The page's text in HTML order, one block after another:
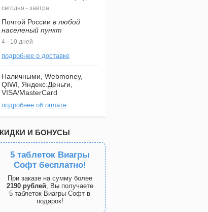
сегодня - завтра
Почтой России в любой
населеный пункт
4 - 10 дней
подробнее о доставке
Наличными, Webmoney,
QIWI, Яндекс.Деньги,
VISA/MasterCard
подробнее об оплате
И БОНУСЫ
5 таблеток Виагры
Софт бесплатно!
При заказе на сумму более
2190 рублей, Вы получаете
5 таблеток Виагры Софт в
подарок!